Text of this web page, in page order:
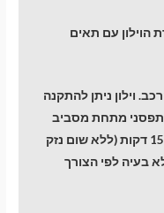
עם תאים
וילון ניתן להתקנה
תפסני מתחת מסביב
למסגרת החלון. וילונות מותקנים תוך 15 דקות (ללא שום נזק
בעיה לפי הצורך